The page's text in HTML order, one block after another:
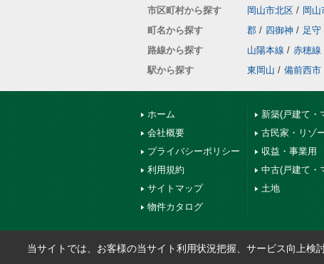
市区町村から探す 岡山市北区 / 岡山
町名から探す
郡 / 四御神 / 足守
路線から探す
山陽本線 / 赤穂線
駅から探す
東岡山 / 備前西市
ホーム
会社概要
プライバシーポリシー
利用規約
サイトマップ
物件カタログ
新築(戸建て・
古民家・リゾ
収益・事業用
中古(戸建て・
土地
当サイトでは、お客様の当サイト利用状況把握、サービス向上検